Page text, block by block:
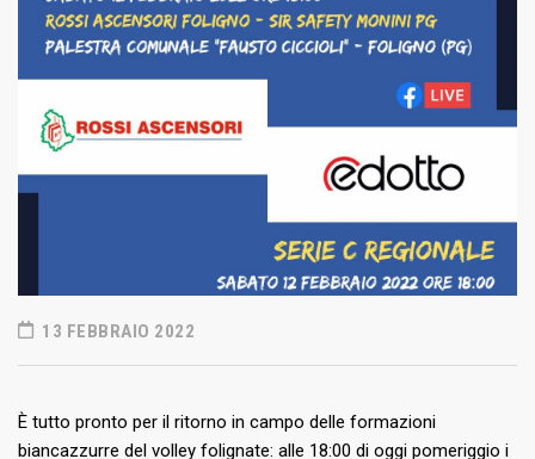
13 FEBBRAIO 2022
È tutto pronto per il ritorno in campo delle formazioni
biancazzurre del volley folignate: alle 18:00 di oggi pomeriggio i